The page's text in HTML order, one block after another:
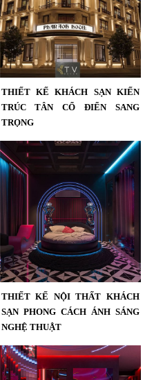
THIẾT KẾ KHÁCH SẠN KIẾN
TRÚC TÂN CỔ ĐIỂN SANG
TRỌNG
Thiết Kế Khách Sạn Kiến Trúc Tân
Cổ Điển Sang Trọng...
THIẾT KẾ NỘI THẤT KHÁCH
SẠN PHONG CÁCH ÁNH SÁNG
NGHỆ THUẬT
Thiết kế nội thất khách sạn phong
cách ánh sáng nghệ thuật – Không
gian hiện đại, ấn tượng và giàu cảm